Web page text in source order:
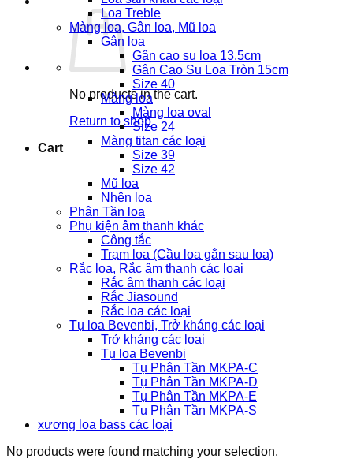
No products in the cart.
Return to shop
Cart
Loa Treble
Màng loa, Gân loa, Mũ loa
Gân loa
Gân cao su loa 13.5cm
Gân Cao Su Loa Tròn 15cm
Size 40
Màng loa
Màng loa oval
Size 24
Màng titan các loại
Size 39
Size 42
Mũ loa
Nhện loa
Phân Tần loa
Phụ kiện âm thanh khác
Công tắc
Trạm loa (Cầu loa gắn sau loa)
Rắc loa, Rắc âm thanh các loại
Rắc âm thanh các loại
Rắc Jiasound
Rắc loa các loại
Tụ loa Bevenbi, Trở kháng các loại
Trở kháng các loại
Tụ loa Bevenbi
Tụ Phân Tần MKPA-C
Tụ Phân Tần MKPA-D
Tụ Phân Tần MKPA-E
Tụ Phân Tần MKPA-S
xương loa bass các loại
No products were found matching your selection.